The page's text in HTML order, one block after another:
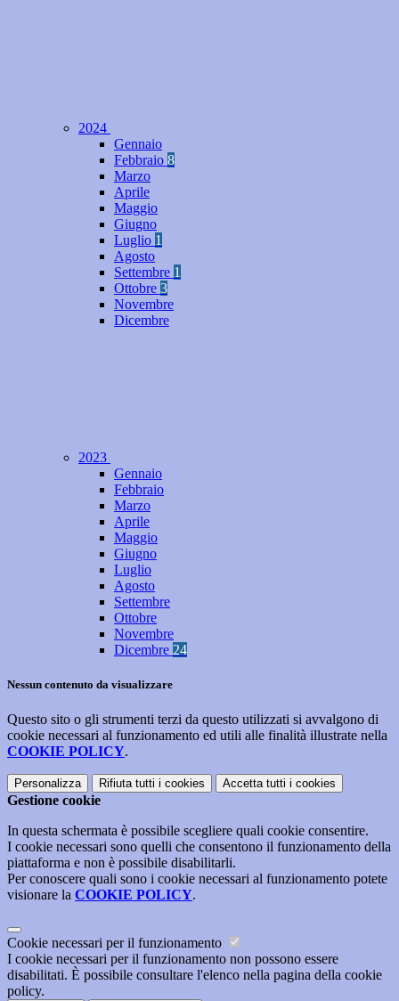
2024
Gennaio
Febbraio 8
Marzo
Aprile
Maggio
Giugno
Luglio 1
Agosto
Settembre 1
Ottobre 3
Novembre
Dicembre
2023
Gennaio
Febbraio
Marzo
Aprile
Maggio
Giugno
Luglio
Agosto
Settembre
Ottobre
Novembre
Dicembre 24
Nessun contenuto da visualizzare
Questo sito o gli strumenti terzi da questo utilizzati si avvalgono di
cookie necessari al funzionamento ed utili alle finalità illustrate nella
COOKIE POLICY.
Personalizza Rifiuta tutti i cookies Accetta tutti i cookies
Gestione cookie
In questa schermata è possibile scegliere quali cookie consentire.
I cookie necessari sono quelli che consentono il funzionamento della
piattaforma e non è possibile disabilitarli.
Per conoscere quali sono i cookie necessari al funzionamento potete
visionare la COOKIE POLICY.
Cookie necessari per il funzionamento
I cookie necessari per il funzionamento non possono essere
disabilitati. È possibile consultare l'elenco nella pagina della cookie
policy.